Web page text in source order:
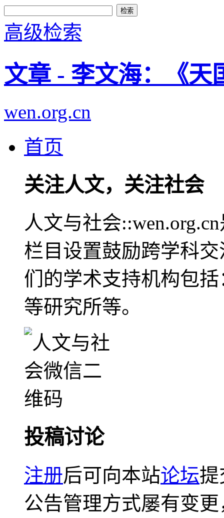
高级检索
文章 - 李文海：《天
wen.org.cn
首页
关注人文，关注社会
人文与社会
栏目设置鼓励跨学科
们的学术支持机构包
等研究所等。
投稿讨论
注册后可向本站论坛提
公告管理方式屡有变